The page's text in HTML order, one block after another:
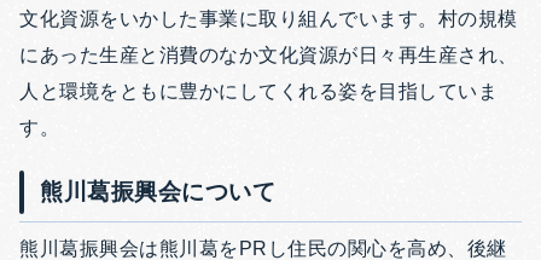
文化資源をいかした事業に取り組んでいます。村の規模
にあった生産と消費のなか文化資源が日々再生産され、
人と環境をともに豊かにしてくれる姿を目指していま
す。
熊川葛振興会について
熊川葛振興会は熊川葛をPRし住民の関心を高め、後継